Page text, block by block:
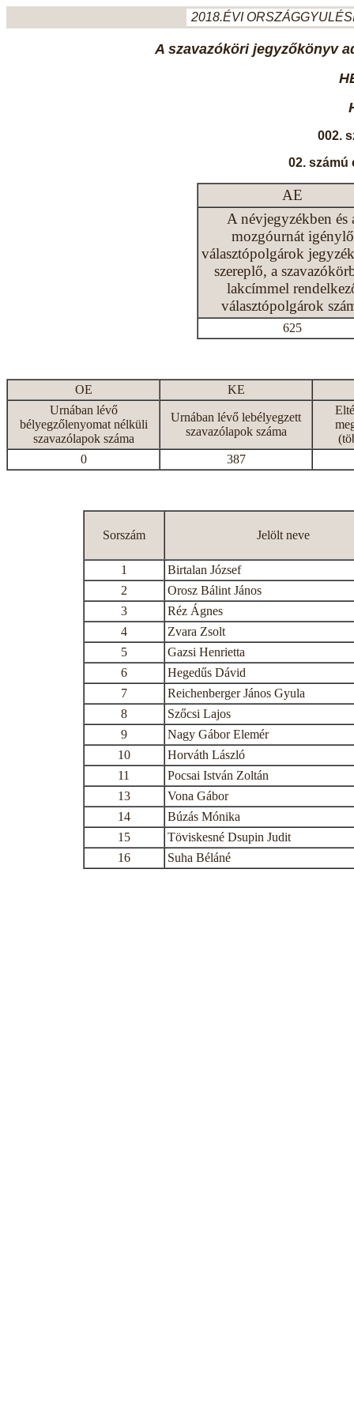
2018.ÉVI
A szavazóköri jegyzőkönyv
002.
02. számú
AE
A névjegyzékben és
mozgóurnát igénylő
választópolgárok
szereplő, a
lakcímmel
választópolgárok
625
OE
KE
Urnában lévő
bélyegzőlenyomat nélküli
szavazólapok száma
Urnában lévő lebélyegzett
szavazólapok száma
0
387
Sorszám Jelölt neve
1
Birtalan József
2
Orosz Bálint János
3
Réz Ágnes
4
Zvara Zsolt
5
Gazsi Henrietta
6
Hegedűs Dávid
7
Reichenberger János Gyula
8
Szőcsi Lajos
9
Nagy Gábor Elemér
10
Horváth László
11
Pocsai István Zoltán
13
Vona Gábor
14
Búzás Mónika
15
Töviskesné Dsupin Judit
16
Suha Béláné